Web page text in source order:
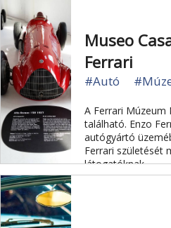
Museo
Ferrari
#Autó
A Ferrari Múzeum
található. Enzo
autógyártó
Ferrari születését
látogatóknak.